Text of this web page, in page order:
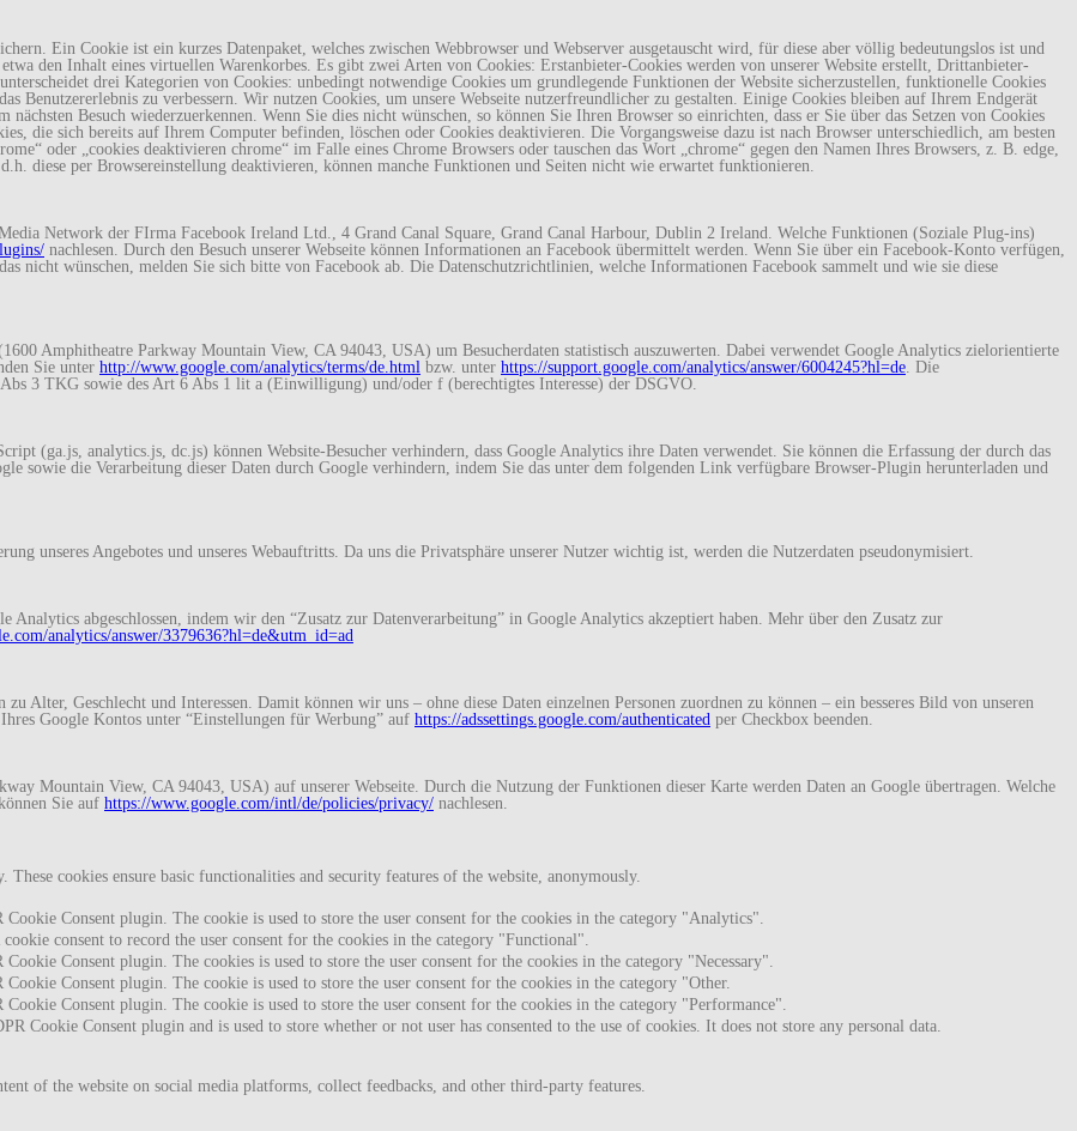
Ein Cookie ist ein kurzes Datenpaket, welches zwischen Webbrowser und Webserver ausgetauscht wird, für diese aber völlig bedeutungslos ist und
den Inhalt eines virtuellen Warenkorbes. Es gibt zwei Arten von Cookies: Erstanbieter-Cookies werden von unserer Website erstellt, Drittanbieter-
drei Kategorien von Cookies: unbedingt notwendige Cookies um grundlegende Funktionen der Website sicherzustellen, funktionelle Cookies
Benutzererlebnis zu verbessern. Wir nutzen Cookies, um unsere Webseite nutzerfreundlicher zu gestalten. Einige Cookies bleiben auf Ihrem Endgerät
Besuch wiederzuerkennen. Wenn Sie dies nicht wünschen, so können Sie Ihren Browser so einrichten, dass er Sie über das Setzen von Cookies
die sich bereits auf Ihrem Computer befinden, löschen oder Cookies deaktivieren. Die Vorgangsweise dazu ist nach Browser unterschiedlich, am besten
oder „cookies deaktivieren chrome“ im Falle eines Chrome Browsers oder tauschen das Wort „chrome“ gegen den Namen Ihres Browsers, z. B. edge,
diese per Browsereinstellung deaktivieren, können manche Funktionen und Seiten nicht wie erwartet funktionieren.
Network der FIrma Facebook Ireland Ltd., 4 Grand Canal Square, Grand Canal Harbour, Dublin 2 Ireland. Welche Funktionen (Soziale Plug-ins)
nachlesen. Durch den Besuch unserer Webseite können Informationen an Facebook übermittelt werden. Wenn Sie über ein Facebook-Konto verfügen,
nicht wünschen, melden Sie sich bitte von Facebook ab. Die Datenschutzrichtlinien, welche Informationen Facebook sammelt und wie sie diese
Amphitheatre Parkway Mountain View, CA 94043, USA) um Besucherdaten statistisch auszuwerten. Dabei verwendet Google Analytics zielorientierte
Sie unter http://www.google.com/analytics/terms/de.html bzw. unter https://support.google.com/analytics/answer/6004245?hl=de. Die
3 TKG sowie des Art 6 Abs 1 lit a (Einwilligung) und/oder f (berechtigtes Interesse) der DSGVO.
(ga.js, analytics.js, dc.js) können Website-Besucher verhindern, dass Google Analytics ihre Daten verwendet. Sie können die Erfassung der durch das
sowie die Verarbeitung dieser Daten durch Google verhindern, indem Sie das unter dem folgenden Link verfügbare Browser-Plugin herunterladen und
unseres Angebotes und unseres Webauftritts. Da uns die Privatsphäre unserer Nutzer wichtig ist, werden die Nutzerdaten pseudonymisiert.
abgeschlossen, indem wir den “Zusatz zur Datenverarbeitung” in Google Analytics akzeptiert haben. Mehr über den Zusatz zur
analytics/answer/3379636?hl=de&utm_id=ad
Alter, Geschlecht und Interessen. Damit können wir uns – ohne diese Daten einzelnen Personen zuordnen zu können – ein besseres Bild von unseren
Google Kontos unter “Einstellungen für Werbung” auf https://adssettings.google.com/authenticated per Checkbox beenden.
Mountain View, CA 94043, USA) auf unserer Webseite. Durch die Nutzung der Funktionen dieser Karte werden Daten an Google übertragen. Welche
Sie auf https://www.google.com/intl/de/policies/privacy/ nachlesen.
cookies ensure basic functionalities and security features of the website, anonymously.
Consent plugin. The cookie is used to store the user consent for the cookies in the category "Analytics".
consent to record the user consent for the cookies in the category "Functional".
Consent plugin. The cookies is used to store the user consent for the cookies in the category "Necessary".
Consent plugin. The cookie is used to store the user consent for the cookies in the category "Other.
Consent plugin. The cookie is used to store the user consent for the cookies in the category "Performance".
Cookie Consent plugin and is used to store whether or not user has consented to the use of cookies. It does not store any personal data.
of the website on social media platforms, collect feedbacks, and other third-party features.